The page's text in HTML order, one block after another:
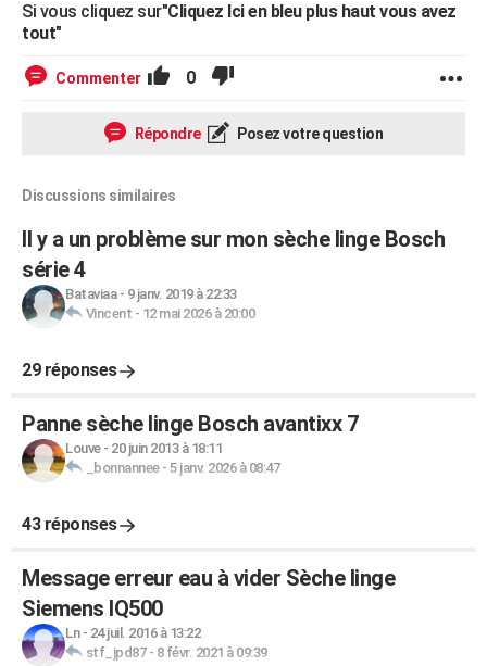
Si vous cliquez sur"Cliquez Ici en bleu plus haut vous avez
tout"
Commenter 0
Répondre Posez votre question
Discussions similaires
Il y a un problème sur mon sèche linge Bosch
série 4
Bataviaa- 9 janv. 2019 à 22:33
Vincent - 12 mai 2026 à 20:00
29 réponses
Panne sèche linge Bosch avantixx 7
Louve- 20 juin 2013 à 18:11
_bonnannee- 5 janv. 2026 à 08:47
43 réponses
Message erreur eau à vider Sèche linge
Siemens IQ500
Ln- 24 juil. 2016 à 13:22
stf_jpd87- 8 févr. 2021 à 09:39